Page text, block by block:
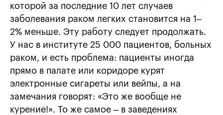
которой за последние 10 лет случаев
заболевания раком легких становится на 1–
2% меньше. Эту работу следует продолжать.
У нас в институте 25 000 пациентов, больных
раком, и есть проблема: пациенты иногда
прямо в палате или коридоре курят
электронные сигареты или вейпы, а на
замечания говорят: «Это же вообще не
курение!». То же самое – в заведениях